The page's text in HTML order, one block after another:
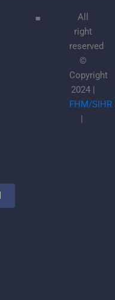
All
right
reserved
©
Copyright
2024 |
FHM/SIHR